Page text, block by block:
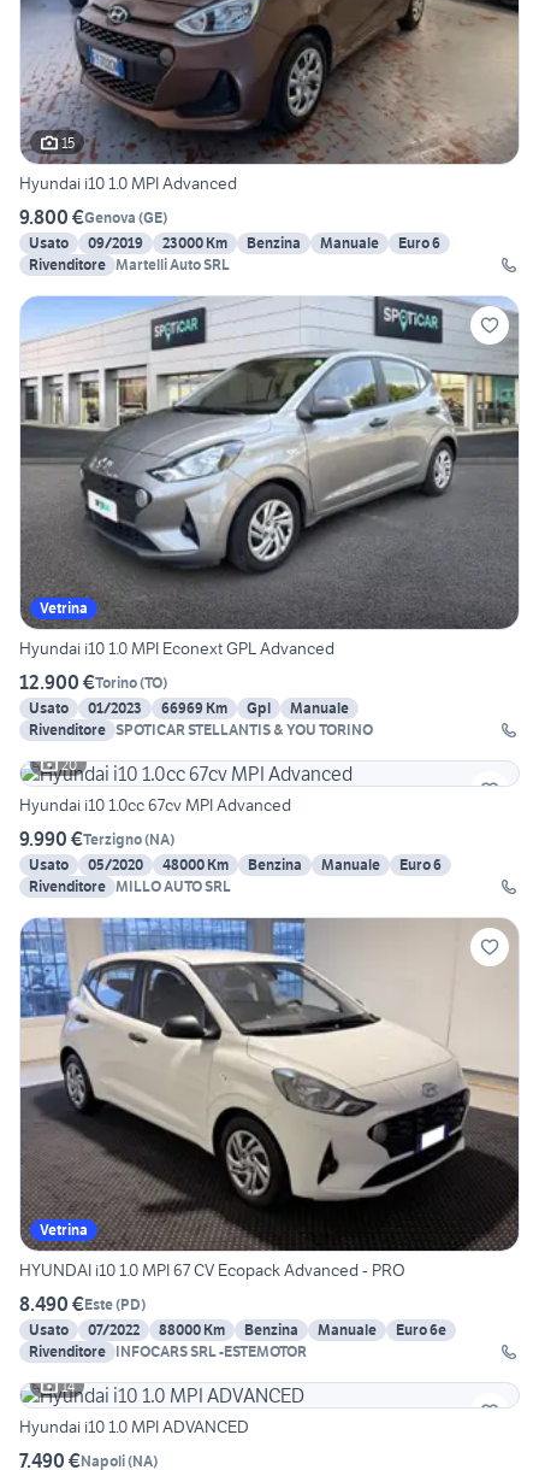
15
Hyundai i10 1.0 MPI Advanced
9.800 €Genova (GE)
Usato
09/2019 23000 Km Benzina Manuale
Euro 6
Rivenditore Martelli Auto SRL
Vetrina
Hyundai i10 1.0 MPI Econext GPL Advanced
12.900 €Torino(TO)
Usato
01/2023 66969 Km Gpl
Manuale
Rivenditore SPOTICAR STELLANTIS & YOU TORINO
20
Hyundai i10 1.0cc 67cv MPI Advanced
9.990 €Terzigno(NA)
Usato
05/2020 48000 Km Benzina Manuale
Euro 6
Rivenditore MILLO AUTO SRL
Vetrina
HYUNDAI i10 1.0 MPI 67 CV Ecopack Advanced - PRO
8.490 €Este(PD)
Usato
07/2022 88000 Km Benzina Manuale
Euro 6e
Rivenditore INFOCARS SRL -ESTEMOTOR
14
Hyundai i10 1.0 MPI ADVANCED
7.490 €Napoli(NA)